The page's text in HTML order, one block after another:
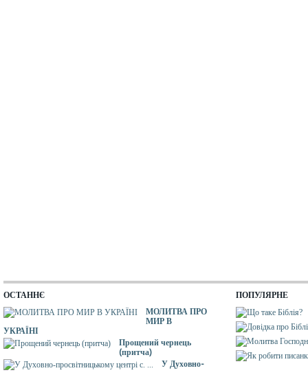
ОСТАННЄ
МОЛИТВА ПРО
МИР В
УКРАЇНІ
Прощений чернець
(притча)
У Духовно-
ПОПУЛЯРНЕ